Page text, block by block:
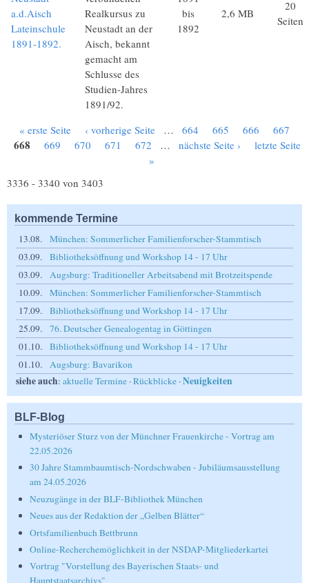
a.d.Aisch
Lateinschule
1891-1892.
Realkursus zu
Neustadt an der
Aisch, bekannt
gemacht am
Schlusse des
Studien-Jahres
1891/92.
bis
1892
2,6 MB
20
Seiten
Seiten
« erste Seite ‹ vorherige Seite … 664 665 666 667
668 669 670 671 672 … nächste Seite ›
letzte Seite
»
3336 - 3340 von 3403
kommende Termine
13.08.
München: Sommerlicher Familienforscher-Stammtisch
03.09.
Bibliotheksöffnung und Workshop 14 - 17 Uhr
03.09.
Augsburg: Traditioneller Arbeitsabend mit Brotzeitspende
10.09.
München: Sommerlicher Familienforscher-Stammtisch
17.09.
Bibliotheksöffnung und Workshop 14 - 17 Uhr
25.09.
76. Deutscher Genealogentag in Göttingen
01.10.
Bibliotheksöffnung und Workshop 14 - 17 Uhr
01.10.
Augsburg: Bavarikon
siehe auch: aktuelle Termine ·Rückblicke ·Neuigkeiten
BLF-Blog
Mysteriöser Sturz von der Münchner Frauenkirche - Vortrag am
22.05.2026
30 Jahre Stammbaumtisch-Nordschwaben - Jubiläumsausstellung
am 24.05.2026
Neuzugänge in der BLF-Bibliothek München
Neues aus der Redaktion der „Gelben Blätter“
Ortsfamilienbuch Bettbrunn
Online-Recherchemöglichkeit in der NSDAP-Mitgliederkartei
Vortrag "Vorstellung des Bayerischen Staats- und
Hauptstaatsarchivs"